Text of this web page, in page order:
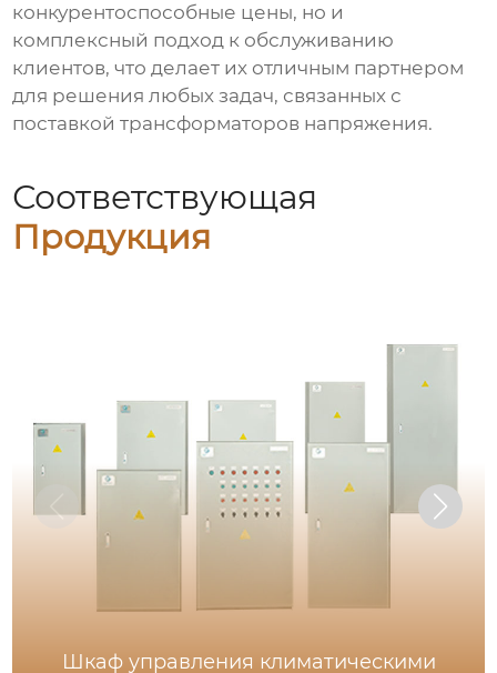
конкурентоспособные цены, но и
комплексный подход к обслуживанию
клиентов, что делает их отличным партнером
для решения любых задач, связанных с
поставкой трансформаторов напряжения.
Соответствующая
Продукция
Шкаф управления климатическими